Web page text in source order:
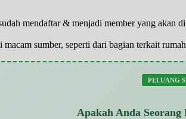
mendaftar & menjadi member yang akan
sumber, seperti dari bagian terkait
PELUANG
Apakah Anda